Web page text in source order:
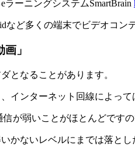
ーニングシステムSmartBrain
など多くの端末でビデオコン
」
となることがあります。
インターネット回線によっ
が弱いことがほとんどです
かないレベルにまでは落と